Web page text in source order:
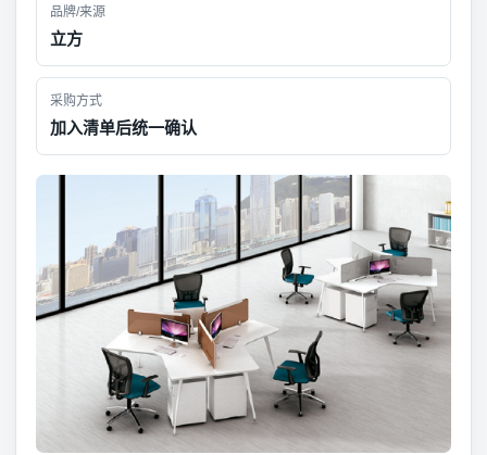
品牌/来源
立方
采购方式
加入清单后统一确认